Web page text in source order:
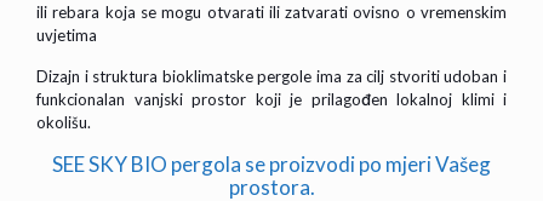
ili rebara koja se mogu otvarati ili zatvarati ovisno o vremenskim
uvjetima
Dizajn i struktura bioklimatske pergole ima za cilj stvoriti udoban i
funkcionalan vanjski prostor koji je prilagođen lokalnoj klimi i
okolišu.
SEE SKY BIO pergola se proizvodi po mjeri Vašeg
prostora.